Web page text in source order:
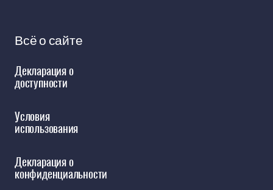
Всё о сайте
Декларация о
доступности
Условия
использования
Декларация о
конфиденциальности